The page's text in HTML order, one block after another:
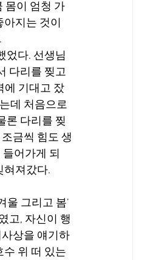
몸이 엄청 가
지는 것이
었다. 선생님
다리를 찢고
에 기대고 잤
데 처음으로
론 다리를 찢
금씩 힘도 생
어가게 되
혀져갔다.
울 그리고 봄’
고, 자신이 행
상을 얘기하
위 떠 있는